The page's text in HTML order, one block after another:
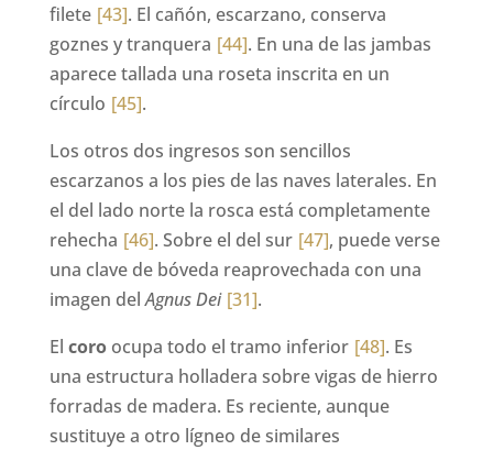
filete [43]. El cañón, escarzano, conserva
goznes y tranquera [44]. En una de las jambas
aparece tallada una roseta inscrita en un
círculo [45].
Los otros dos ingresos son sencillos
escarzanos a los pies de las naves laterales. En
el del lado norte la rosca está completamente
rehecha [46]. Sobre el del sur [47], puede verse
una clave de bóveda reaprovechada con una
imagen delAgnus Dei [31].
El coroocupa todo el tramo inferior [48]. Es
una estructura holladera sobre vigas de hierro
forradas de madera. Es reciente, aunque
sustituye a otro lígneo de similares